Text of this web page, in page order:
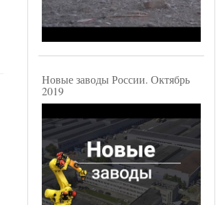
Новые заводы России. Октябрь
2019